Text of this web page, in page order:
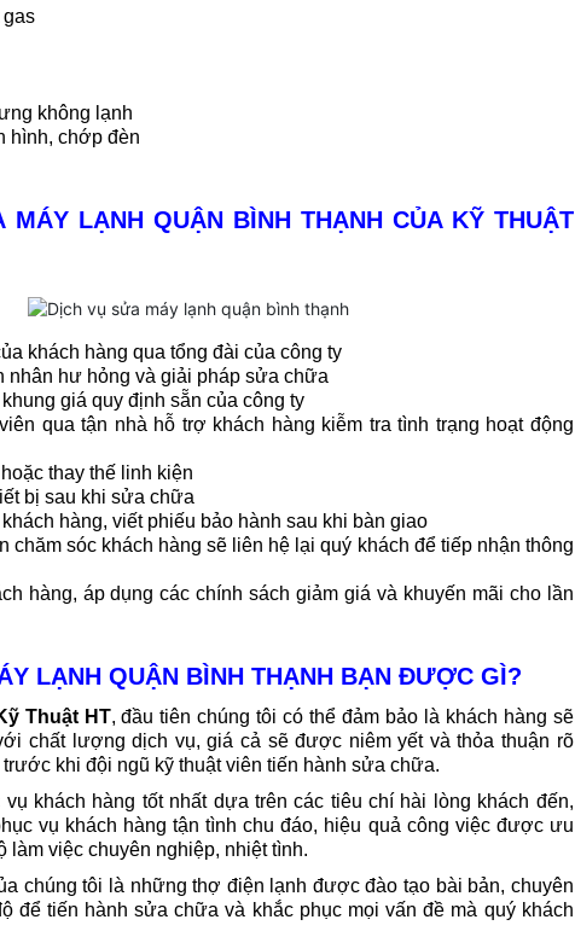
gas
không lạnh
hình, chớp đèn
MÁY LẠNH QUẬN BÌNH THẠNH CỦA KỸ THUẬT
khách hàng qua tổng đài của công ty
nhân hư hỏng và giải pháp sửa chữa
giá quy định sẵn của công ty
qua tận nhà hỗ trợ khách hàng kiễm tra tình trạng hoạt động
thay thế linh kiện
bị sau khi sửa chữa
hàng, viết phiếu bảo hành sau khi bàn giao
chăm sóc khách hàng sẽ liên hệ lại quý khách để tiếp nhận thông
hàng, áp dụng các chính sách giảm giá và khuyến mãi cho lần
LẠNH QUẬN BÌNH THẠNH BẠN ĐƯỢC GÌ?
Thuật HT, đầu tiên chúng tôi có thể đảm bảo là khách hàng sẽ
chất lượng dịch vụ, giá cả sẽ được niêm yết và thỏa thuận rõ
khi đội ngũ kỹ thuật viên tiến hành sửa chữa.
khách hàng tốt nhất dựa trên các tiêu chí hài lòng khách đến,
vụ khách hàng tận tình chu đáo, hiệu quả công việc được ưu
làm việc chuyên nghiệp, nhiệt tình.
chúng tôi là những thợ điện lạnh được đào tạo bài bản, chuyên
để tiến hành sửa chữa và khắc phục mọi vấn đề mà quý khách